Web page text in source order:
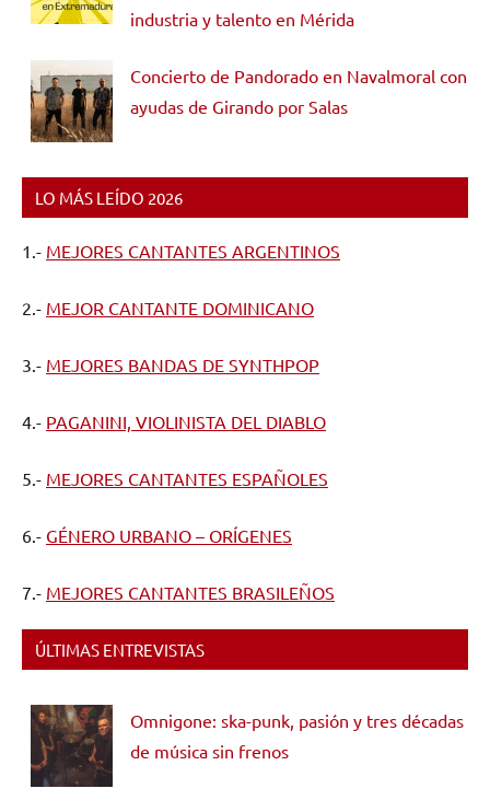
industria y talento en Mérida
Concierto de Pandorado en Navalmoral con
ayudas de Girando por Salas
LO MÁS LEÍDO 2026
1.- MEJORES CANTANTES ARGENTINOS
2.- MEJOR CANTANTE DOMINICANO
3.- MEJORES BANDAS DE SYNTHPOP
4.- PAGANINI, VIOLINISTA DEL DIABLO
5.- MEJORES CANTANTES ESPAÑOLES
6.- GÉNERO URBANO – ORÍGENES
7.- MEJORES CANTANTES BRASILEÑOS
ÚLTIMAS ENTREVISTAS
Omnigone: ska-punk, pasión y tres décadas
de música sin frenos